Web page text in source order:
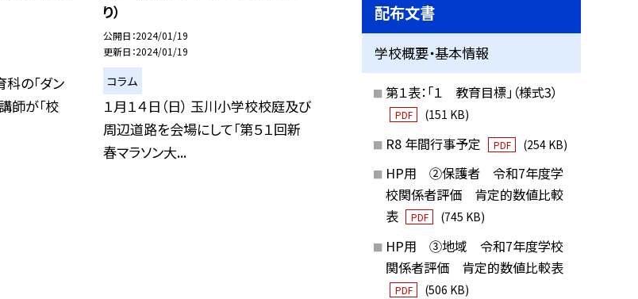
科の「ダン
師が「校
り）
公開日 2024/01/19
更新日 2024/01/19
コラム
１月１４日（日） 玉川小学校校庭及び
周辺道路を会場にして「第５１回新
春マラソン大...
配布文書
学校概要・基本情報
第１表：「１ 教育目標」（様式3）
PDF (151 KB)
R8 年間行事予定 PDF (254 KB)
HP用 ②保護者 令和7年度学
校関係者評価 肯定的数値比較
表
PDF (745 KB)
HP用 ③地域 令和7年度学校
関係者評価 肯定的数値比較表
PDF (506 KB)